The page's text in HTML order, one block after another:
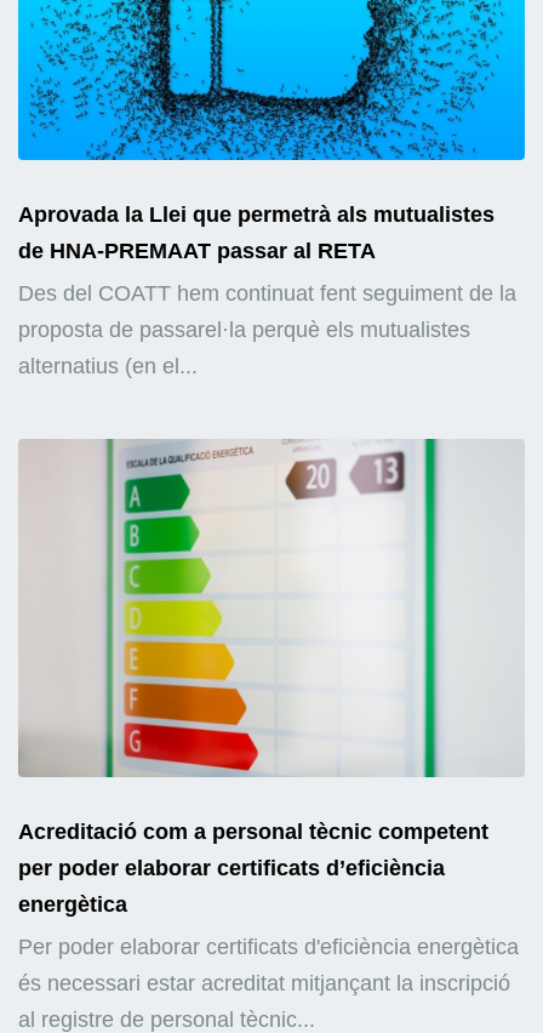
Aprovada la Llei que permetrà als mutualistes
de HNA-PREMAAT passar al RETA
Des del COATT hem continuat fent seguiment de la
proposta de passarel·la perquè els mutualistes
alternatius (en el...
Acreditació com a personal tècnic competent
per poder elaborar certificats d’eficiència
energètica
Per poder elaborar certificats d'eficiència energètica
és necessari estar acreditat mitjançant la inscripció
al registre de personal tècnic...